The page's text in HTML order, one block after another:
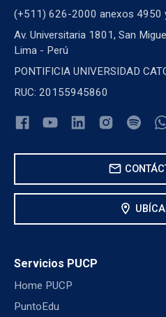
(+511) 626-2000 anexos 4950
Av. Universitaria 1801, San
Lima - Perú
PONTIFICIA UNIVERSIDAD
RUC: 20155945860
mail
location_on
Servicios PUCP
Home PUCP
PuntoEdu